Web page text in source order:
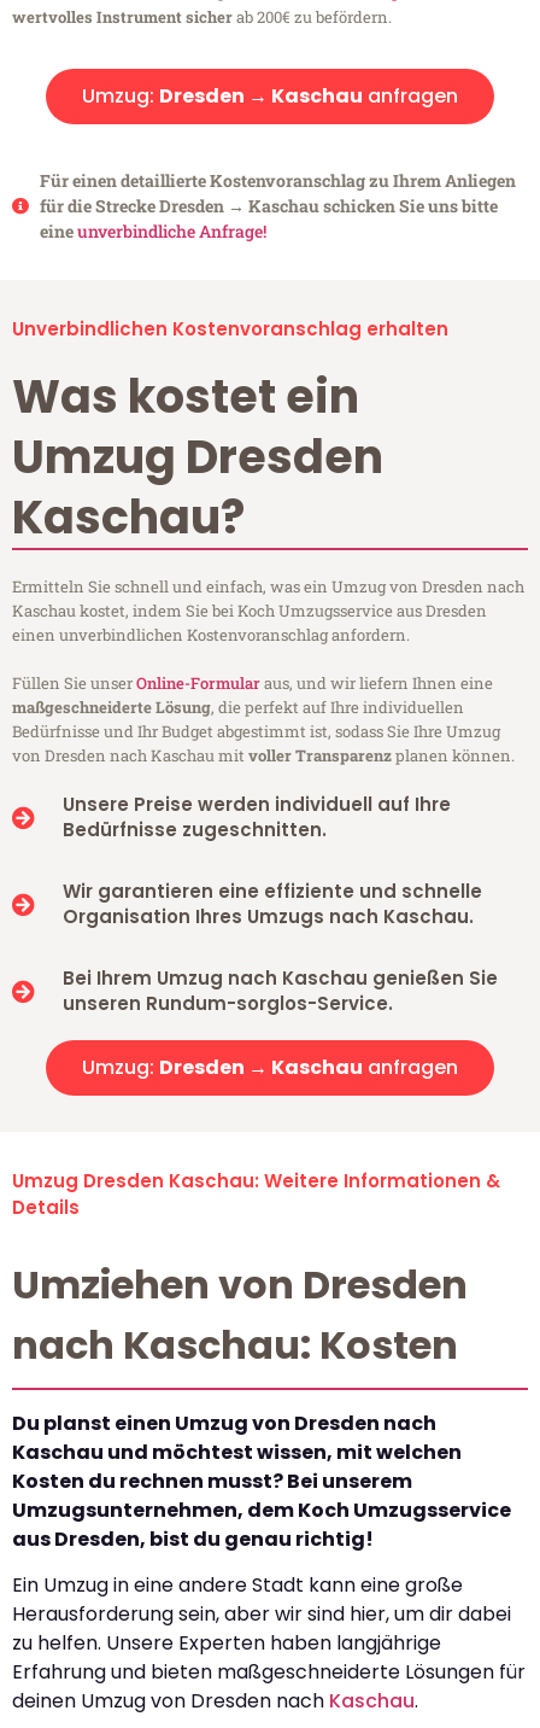
wertvolles Instrument sicherab 200€ zu befördern.
Umzug: Dresden → Kaschau anfragen
Für einen detaillierte Kostenvoranschlag zu Ihrem Anliegen
für die Strecke Dresden → Kaschau schicken Sie uns bitte
eineunverbindliche Anfrage!
Unverbindlichen Kostenvoranschlag erhalten
Was kostet ein
Umzug Dresden
Kaschau?
Ermitteln Sie schnell und einfach, was ein Umzug von Dresden nach
Kaschau kostet, indem Sie bei Koch Umzugsservice aus Dresden
einen unverbindlichen Kostenvoranschlag anfordern.
Füllen Sie unserOnline-Formularaus, und wir liefern Ihnen eine
maßgeschneiderte Lösung, die perfekt auf Ihre individuellen
Bedürfnisse und Ihr Budget abgestimmt ist, sodass Sie Ihre Umzug
von Dresden nach Kaschau mitvoller Transparenzplanen können.
Unsere Preise werden individuell auf Ihre
Bedürfnisse zugeschnitten.
Wir garantieren eine effiziente und schnelle
Organisation Ihres Umzugs nach Kaschau.
Bei Ihrem Umzug nach Kaschau genießen Sie
unseren Rundum-sorglos-Service.
Umzug: Dresden → Kaschau anfragen
Umzug Dresden Kaschau: Weitere Informationen &
Details
Umziehen von Dresden
nach Kaschau: Kosten
Du planst einen Umzug von Dresden nach
Kaschau und möchtest wissen, mit welchen
Kosten du rechnen musst? Bei unserem
Umzugsunternehmen, dem Koch Umzugsservice
aus Dresden, bist du genau richtig!
Ein Umzug in eine andere Stadt kann eine große
Herausforderung sein, aber wir sind hier, um dir dabei
zu helfen. Unsere Experten haben langjährige
Erfahrung und bieten maßgeschneiderte Lösungen für
deinen Umzug von Dresden nach Kaschau.